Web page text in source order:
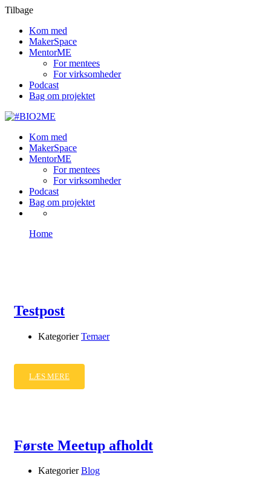
Tilbage
Kom med
MakerSpace
MentorME
For mentees
For virksomheder
Podcast
Bag om projektet
Kom med
MakerSpace
MentorME
For mentees
For virksomheder
Podcast
Bag om projektet
Home
Testpost
Kategorier Temaer
LÆS MERE
Første Meetup afholdt
Kategorier Blog